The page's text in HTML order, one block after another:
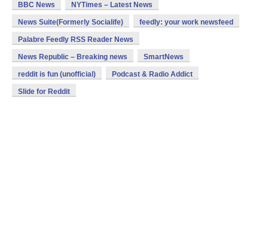
BBC News NYTimes – Latest News
News Suite(Formerly Socialife) feedly: your work newsfeed
Palabre Feedly RSS Reader News
News Republic – Breaking news SmartNews
reddit is fun (unofficial) Podcast & Radio Addict
Slide for Reddit